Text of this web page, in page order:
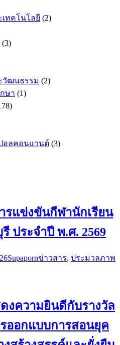
ทคโนโลยี (2)
(3)
วัฒนธรรม (2)
ษา (1)
อลคอนแวนต์ (3)
รแข่งขันกีฬานักเรียน
ประจำปี พ.ศ. 2569
Supapornข่าวสาร, ประมวลภาพ
งความยินดีกับรางวัล
ออกแบบการสอนยุค